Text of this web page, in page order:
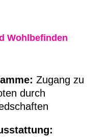
Wohlbefinden
Zugang zu
durch